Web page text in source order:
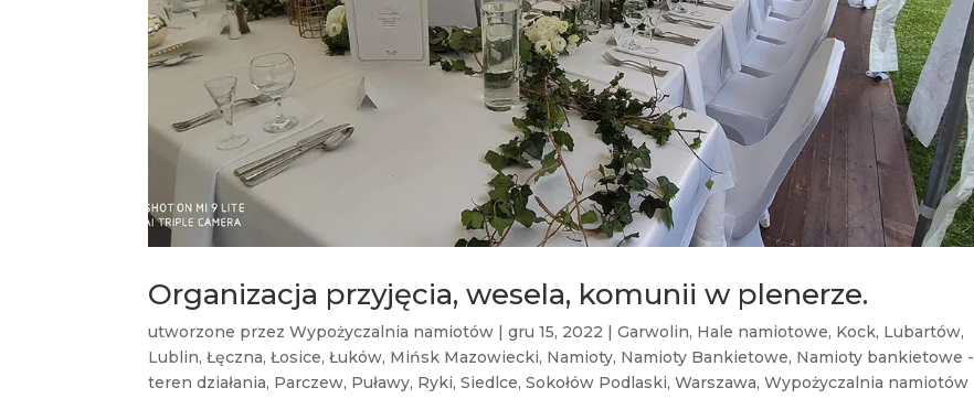
Organizacja przyjęcia, wesela, komunii w plenerze.
utworzone przezWypożyczalnia namiotów |gru 15, 2022 |Garwolin, Hale namiotowe, Kock, Lubartów,
Lublin,Łęczna,Łosice,Łuków, Mińsk Mazowiecki, Namioty, Namioty Bankietowe, Namioty bankietowe -
teren działania, Parczew, Puławy, Ryki,Siedlce,Sokołów Podlaski,Warszawa,Wypożyczalnia namiotów